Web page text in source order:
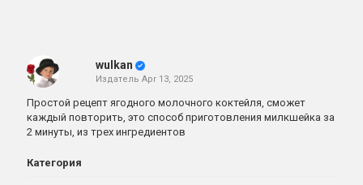
wulkan
Издатель Apr 13, 2025
Простой рецепт ягодного молочного коктейля, сможет
каждый повторить, это способ приготовления милкшейка за
2 минуты, из трех ингредиентов
Категория